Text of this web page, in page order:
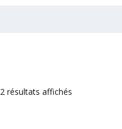
2 résultats affichés